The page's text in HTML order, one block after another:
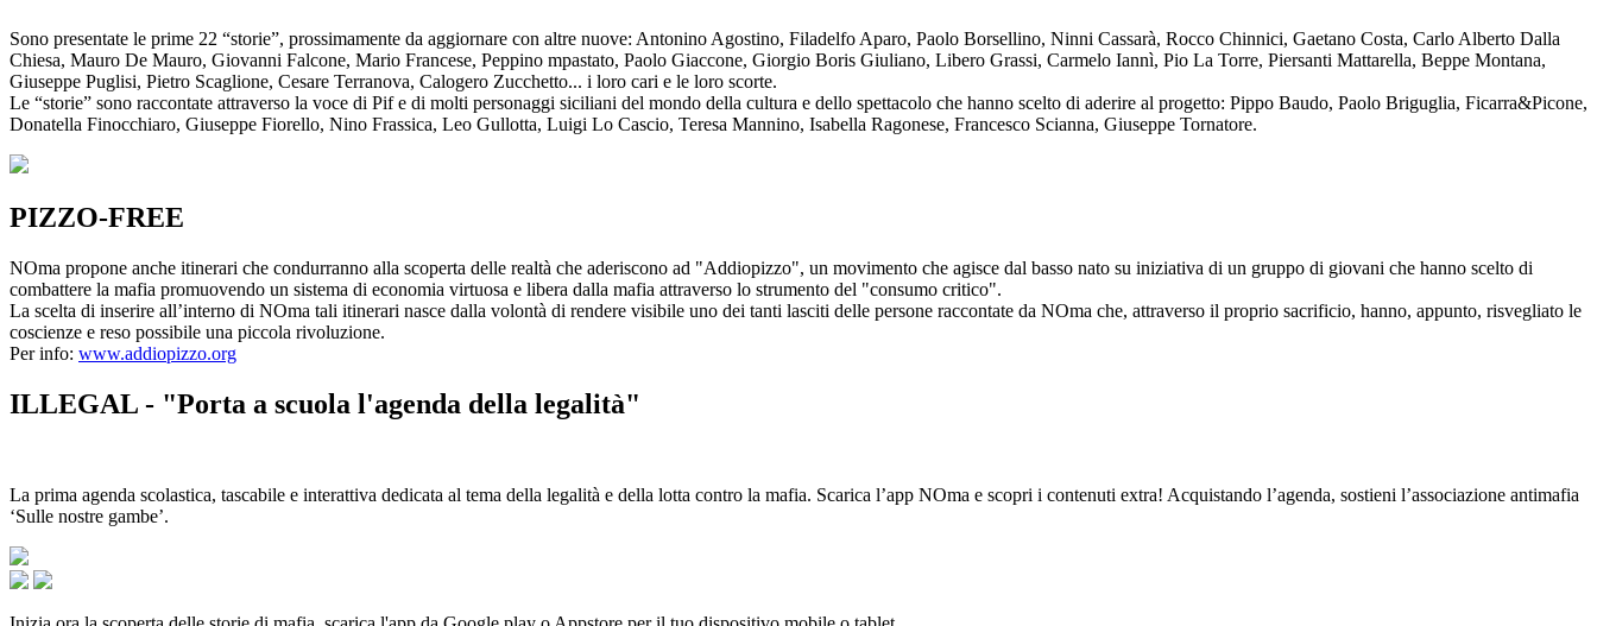
Sono presentate le prime 22 “storie”, prossimamente da aggiornare con altre nuove: Antonino Agostino, Filadelfo Aparo, Paolo Borsellino, Ninni Cassarà, Rocco Chinnici, Gaetano Costa, Carlo Alberto Dalla
Chiesa, Mauro De Mauro, Giovanni Falcone, Mario Francese, Peppino mpastato, Paolo Giaccone, Giorgio Boris Giuliano, Libero Grassi, Carmelo Iannì, Pio La Torre, Piersanti Mattarella, Beppe Montana,
Giuseppe Puglisi, Pietro Scaglione, Cesare Terranova, Calogero Zucchetto... i loro cari e le loro scorte.
Le “storie” sono raccontate attraverso la voce di Pif e di molti personaggi siciliani del mondo della cultura e dello spettacolo che hanno scelto di aderire al progetto: Pippo Baudo, Paolo Briguglia, Ficarra&Picone,
Donatella Finocchiaro, Giuseppe Fiorello, Nino Frassica, Leo Gullotta, Luigi Lo Cascio, Teresa Mannino, Isabella Ragonese, Francesco Scianna, Giuseppe Tornatore.
PIZZO-FREE
NOma propone anche itinerari che condurranno alla scoperta delle realtà che aderiscono ad "Addiopizzo", un movimento che agisce dal basso nato su iniziativa di un gruppo di giovani che hanno scelto di
combattere la mafia promuovendo un sistema di economia virtuosa e libera dalla mafia attraverso lo strumento del "consumo critico".
La scelta di inserire all’interno di NOma tali itinerari nasce dalla volontà di rendere visibile uno dei tanti lasciti delle persone raccontate da NOma che, attraverso il proprio sacrificio, hanno, appunto, risvegliato le
coscienze e reso possibile una piccola rivoluzione.
Per info: www.addiopizzo.org
ILLEGAL - "Porta a scuola l'agenda della legalità"
La prima agenda scolastica, tascabile e interattiva dedicata al tema della legalità e della lotta contro la mafia. Scarica l’app NOma e scopri i contenuti extra! Acquistando l’agenda, sostieni l’associazione antimafia
‘Sulle nostre gambe’.